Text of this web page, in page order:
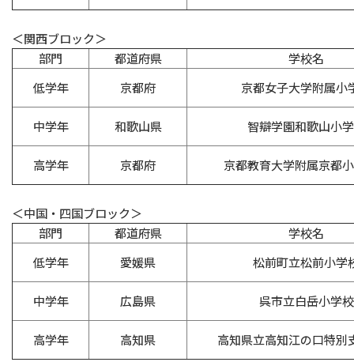
＜関西ブロック＞
部門
都道府県
学校名
低学年
京都府 京都女子大学附属小
中学年 和歌山県 智辯学園和歌山小
高学年 京都府 京都教育大学附属京都
＜中国・四国ブロック＞
部門
都道府県
学校名
低学年
愛媛県 松前町立松前小学
中学年 広島県 呉市立白岳小学校
高学年 高知県 高知県立高知江の口特別